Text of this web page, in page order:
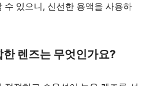
수 있으니, 신선한 용액을 사용하
렌즈는 무엇인가요?